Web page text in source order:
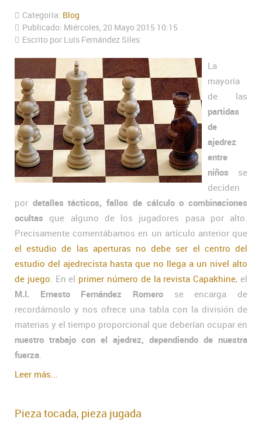
Categoría: Blog
Publicado: Miércoles, 20 Mayo 2015 10:15
Escrito por Luís Fernández Siles
La
mayoría
de las
partidas
de
ajedrez
entre
niños se
deciden
por detalles tácticos, fallos de cálculo o combinaciones
ocultas que alguno de los jugadores pasa por alto.
Precisamente comentábamos en un artículo anterior que
el estudio de las aperturas no debe ser el centro del
estudio del ajedrecista hasta que no llega a un nivel alto
de juego . En el primer número de la revista Capakhine, el
M.I. Ernesto Fernández Romero se encarga de
recordárnoslo y nos ofrece una tabla con la división de
materias y el tiempo proporcional que deberían ocupar en
nuestro trabajo con el ajedrez, dependiendo de nuestra
fuerza
Leer más...
Pieza tocada, pieza jugada